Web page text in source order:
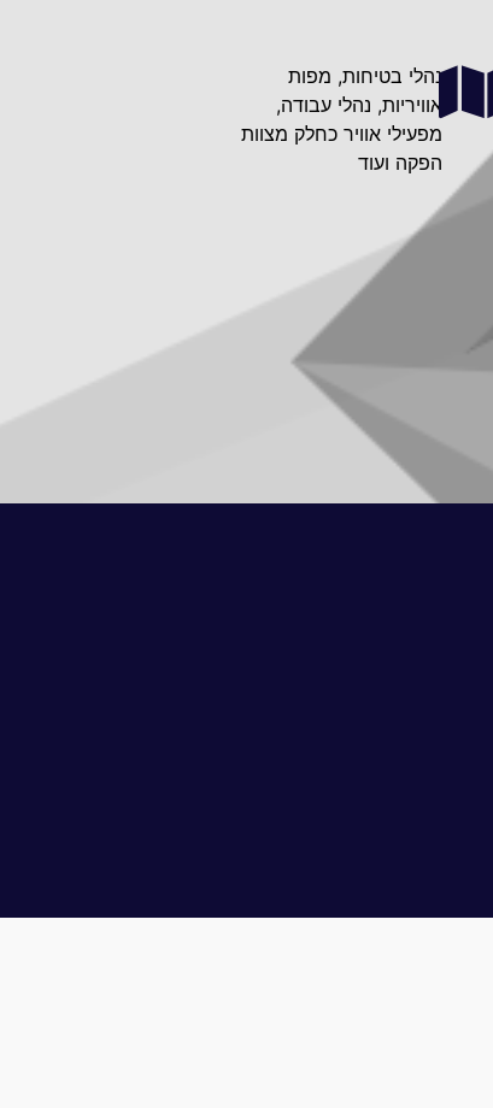
נהלי בטיחות, מפות
אוויריות, נהלי עבודה,
מפעילי אוויר כחלק מצוות
הפקה ועוד